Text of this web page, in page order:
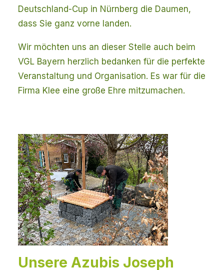
Deutschland-Cup in Nürnberg die Daumen,
dass Sie ganz vorne landen.
Wir möchten uns an dieser Stelle auch beim
VGL Bayern herzlich bedanken für die perfekte
Veranstaltung und Organisation. Es war für die
Firma Klee eine große Ehre mitzumachen.
Unsere Azubis Joseph